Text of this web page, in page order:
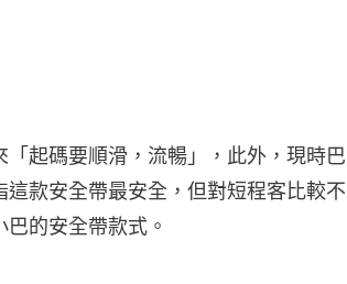
起碼要順滑，流暢」，此外，現時巴
款安全帶最安全，但對短程客比較不
的安全帶款式。